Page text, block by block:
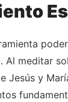
Al meditar
Jesús y